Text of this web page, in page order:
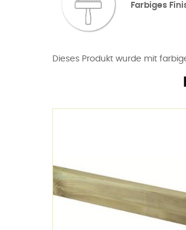
Farbiges
Dieses Produkt wurde mit